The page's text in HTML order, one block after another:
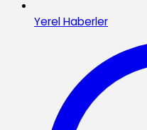
Yerel Haberler